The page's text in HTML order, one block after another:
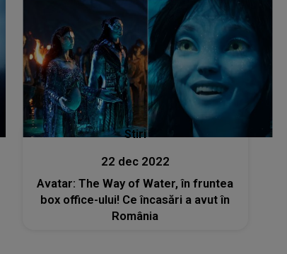
Stiri
22 dec 2022
Avatar: The Way of Water, în fruntea
box office-ului! Ce încasări a avut în
România